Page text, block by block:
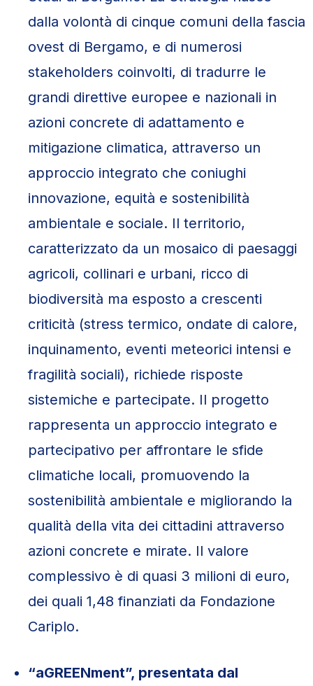
dalla volontà di cinque comuni della fascia
ovest di Bergamo, e di numerosi
stakeholders coinvolti, di tradurre le
grandi direttive europee e nazionali in
azioni concrete di adattamento e
mitigazione climatica, attraverso un
approccio integrato che coniughi
innovazione, equità e sostenibilità
ambientale e sociale. Il territorio,
caratterizzato da un mosaico di paesaggi
agricoli, collinari e urbani, ricco di
biodiversità ma esposto a crescenti
criticità (stress termico, ondate di calore,
inquinamento, eventi meteorici intensi e
fragilità sociali), richiede risposte
sistemiche e partecipate. Il progetto
rappresenta un approccio integrato e
partecipativo per affrontare le sfide
climatiche locali, promuovendo la
sostenibilità ambientale e migliorando la
qualità della vita dei cittadini attraverso
azioni concrete e mirate. Il valore
complessivo è di quasi 3 milioni di euro,
dei quali 1,48 finanziati da Fondazione
Cariplo.
“aGREENment”, presentata dal